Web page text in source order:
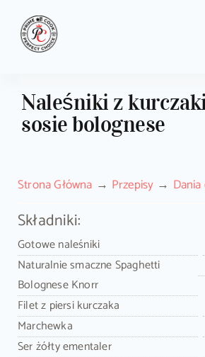
content
Kulinarne triki i
Wyposażenie
Search
Sklep PrimeCook
Naleśniki z
sosie bolognese
Strona Główna Przepisy
Składniki:
Gotowe naleśniki
Naturalnie smaczne Spaghetti
Bolognese Knorr
Filet z piersi kurczaka
Marchewka
Ser żółty ementaler